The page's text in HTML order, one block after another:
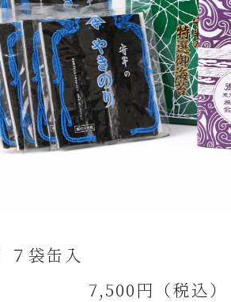
７袋缶入
7,500円（税込）